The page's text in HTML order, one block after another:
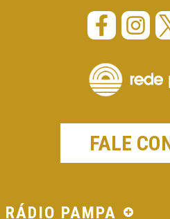
FALE
RÁDIO PAMPA